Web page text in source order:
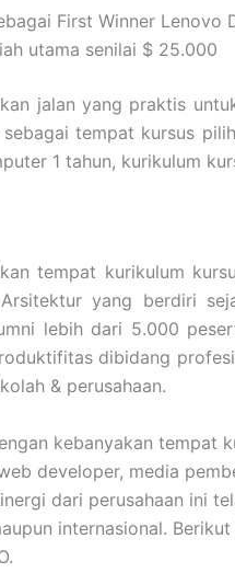
First Winner Lenovo
utama senilai $ 25.000
jalan yang praktis
tempat kursus
1 tahun, kurikulum
tempat kurikulum
yang berdiri
lebih dari 5.000
dibidang
& perusahaan.
kebanyakan tempat
developer, media
dari perusahaan ini
internasional.